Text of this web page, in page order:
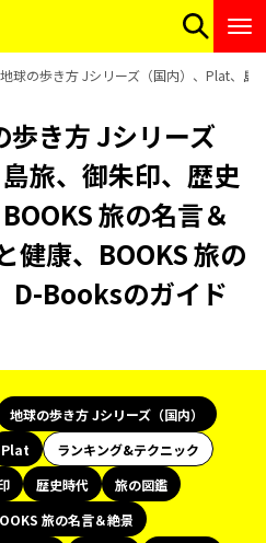
球の歩き方 Jシリーズ（国内）、Plat、島
き方 Jシリーズ
旅、御朱印、歴史
旅の名言＆
健康、BOOKS 旅の
D-Booksのガイド
地球の歩き方 Jシリーズ（国内）
Plat
ランキング&テクニック
歴史時代
旅の図鑑
旅の名言＆絶景